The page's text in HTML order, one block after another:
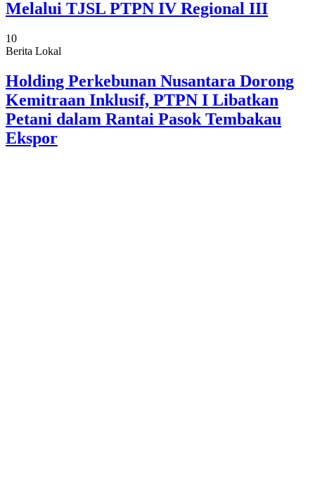
Melalui TJSL PTPN IV Regional III
10
Berita Lokal
Holding Perkebunan Nusantara Dorong
Kemitraan Inklusif, PTPN I Libatkan
Petani dalam Rantai Pasok Tembakau
Ekspor